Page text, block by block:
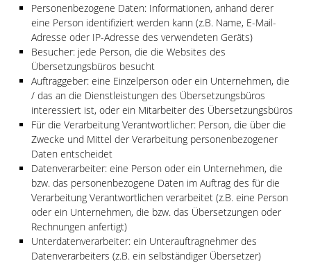
Personenbezogene Daten: Informationen, anhand derer
eine Person identifiziert werden kann (z.B. Name, E-Mail-
Adresse oder IP-Adresse des verwendeten Geräts)
Besucher: jede Person, die die Websites des
Übersetzungsbüros besucht
Auftraggeber: eine Einzelperson oder ein Unternehmen, die
/ das an die Dienstleistungen des Übersetzungsbüros
interessiert ist, oder ein Mitarbeiter des Übersetzungsbüros
Für die Verarbeitung Verantwortlicher: Person, die über die
Zwecke und Mittel der Verarbeitung personenbezogener
Daten entscheidet
Datenverarbeiter: eine Person oder ein Unternehmen, die
bzw. das personenbezogene Daten im Auftrag des für die
Verarbeitung Verantwortlichen verarbeitet (z.B. eine Person
oder ein Unternehmen, die bzw. das Übersetzungen oder
Rechnungen anfertigt)
Unterdatenverarbeiter: ein Unterauftragnehmer des
Datenverarbeiters (z.B. ein selbständiger Übersetzer)